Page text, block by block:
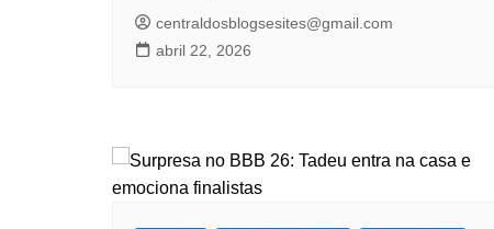
centraldosblogsesites@gmail.com
abril 22, 2026